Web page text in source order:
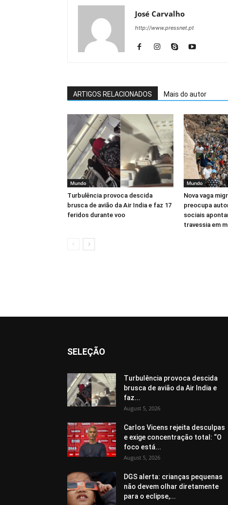
José Carvalho
http://www.pressnet.pt
ARTIGOS RELACIONADOS Mais do autor
Mundo
Turbulência provoca descida
brusca de avião da Air India e faz 17
feridos durante voo
Mundo
Nova vaga
preocupa
sociais
travessia em
SELEÇÃO
Turbulência provoca descida
brusca de avião da Air India e
faz...
August 5, 2026
Carlos Vicens rejeita desculpas
e exige concentração total: “O
foco está...
August 5, 2026
DGS alerta: crianças pequenas
não devem olhar diretamente
para o eclipse,...